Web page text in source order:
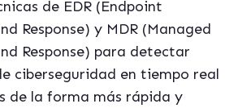
de EDR (Endpoint
Response) y MDR (Managed
Response) para detectar
ciberseguridad en tiempo real
de la forma más rápida y